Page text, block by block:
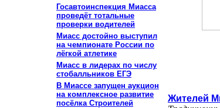
Госавтоинспекция Миасса
проведёт тотальные
проверки водителей
Миасс достойно выступил
на чемпионате России по
лёгкой атлетике
Миасс в лидерах по числу
стобалльников ЕГЭ
В Миассе запущен аукцион
на комплексное развитие
посёлка Строителей
Жителей